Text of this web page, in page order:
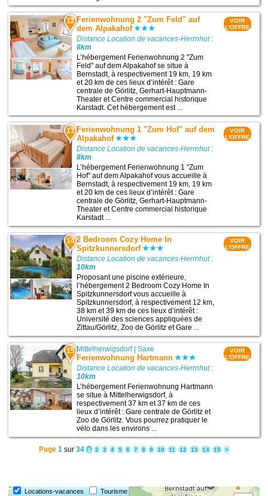
12 Ferienwohnung 2 "Zum Feld" auf
dem Alpakahof
Distance Location de vacances-Herrnhut :
8km
L’hébergement Ferienwohnung 2 "Zum
Feld" auf dem Alpakahof se situe à
Bernstadt, à respectivement 19 km, 19 km
et 20 km de ces lieux d’intérêt : Gare
centrale de Görlitz, Gerhart-Hauptmann-
Theater et Centre commercial historique
Karstadt. Cet hébergement est ...
VOIR
L'OFFRE
13 Ferienwohnung 1 "Zum Hof" auf dem
Alpakahof
Distance Location de vacances-Herrnhut :
8km
L’hébergement Ferienwohnung 1 "Zum
Hof" auf dem Alpakahof vous accueille à
Bernstadt, à respectivement 19 km, 19 km
et 20 km de ces lieux d’intérêt : Gare
centrale de Görlitz, Gerhart-Hauptmann-
Theater et Centre commercial historique
Karstadt ...
VOIR
L'OFFRE
14 2 Bedroom Cozy Home In
Spitzkunnersdorf
Distance Location de vacances-Herrnhut :
10km
Proposant une piscine extérieure,
l’hébergement 2 Bedroom Cozy Home In
Spitzkunnersdorf vous accueille à
Spitzkunnersdorf, à respectivement 12 km,
38 km et 39 km de ces lieux d’intérêt :
Université des sciences appliquées de
Zittau/Görlitz, Zoo de Görlitz et Gare ...
VOIR
L'OFFRE
15 Mittelherwigsdorf|Saxe
Ferienwohnung Hartmann
Distance Location de vacances-Herrnhut :
10km
L’hébergement Ferienwohnung Hartmann
se situe à Mittelherwigsdorf, à
respectivement 37 km et 37 km de ces
lieux d’intérêt : Gare centrale de Görlitz et
Zoo de Görlitz. Vous pourrez pratiquer le
vélo dans les environs ...
VOIR
L'OFFRE
Page 1sur 34 1 2 3 4 5 6 7 8 9 10 11 12 13 14 15 >
Locations-vacances Tourisme